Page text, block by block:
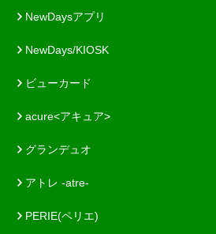
NewDaysアプリ
NewDays/KIOSK
ビューカード
acure<アキュア>
グランデュオ
アトレ -atre-
PERIE(ペリエ)